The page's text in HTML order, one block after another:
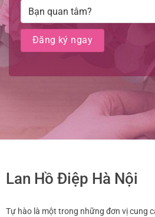
Lan Hồ Điệp Hà Nội
Tự hào là một trong những đơn vị cung